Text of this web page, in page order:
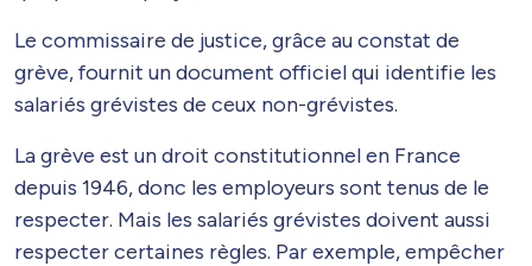
Le commissaire de justice, grâce au constat de
grève, fournit un document officiel qui identifie les
salariés grévistes de ceux non-grévistes.
La grève est un droit constitutionnel en France
depuis 1946, donc les employeurs sont tenus de le
respecter. Mais les salariés grévistes doivent aussi
respecter certaines règles. Par exemple, empêcher